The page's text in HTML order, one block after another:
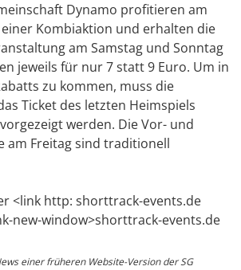
Dynamo profitieren am
Kombiaktion und erhalten die
am Samstag und Sonntag
jeweils für nur 7 statt 9 Euro. Um in
zu kommen, muss die
Ticket des letzten Heimspiels
werden. Die Vor- und
am Freitag sind traditionell
<link http: shorttrack-events.de
new-window>shorttrack-events.de
einer früheren Website-Version der SG